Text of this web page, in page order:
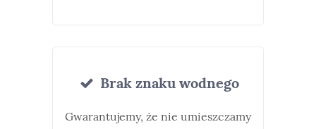
Brak znaku wodnego
Gwarantujemy, że nie umieszczamy